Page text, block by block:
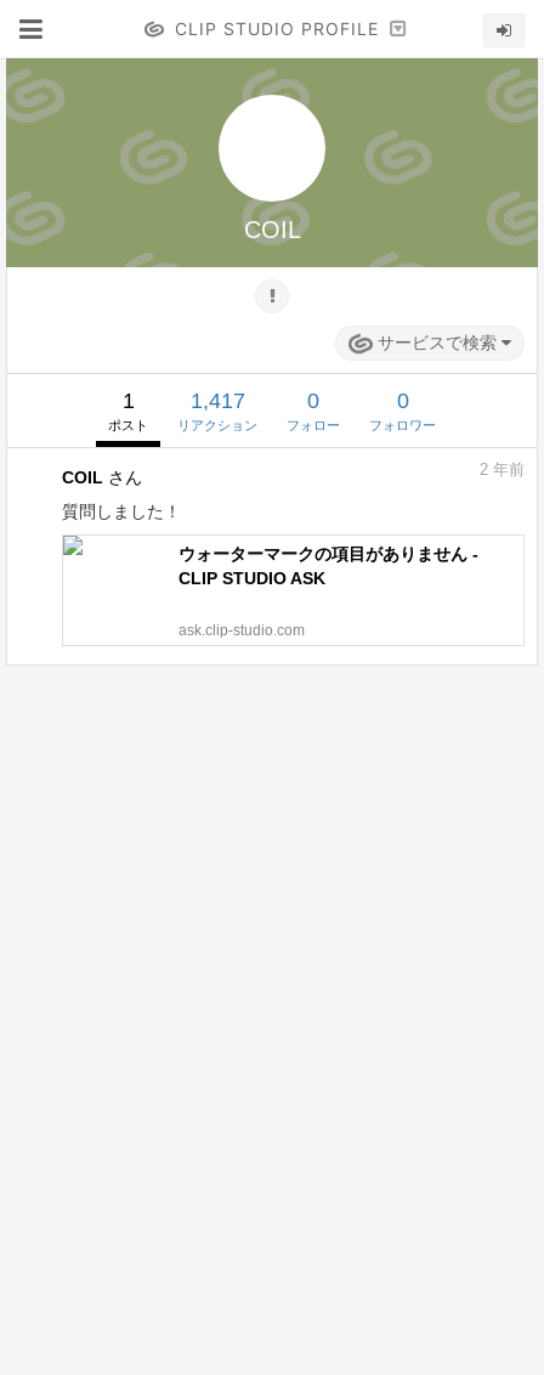
CLIP STUDIO PROFILE
COIL
サービスで検索
1
ポスト
1,417
リアクション
0
フォロー
0
フォロワー
COIL さん
質問しました！
2 年前
ウォーターマークの項目がありません -
CLIP STUDIO ASK
ask.clip-studio.com